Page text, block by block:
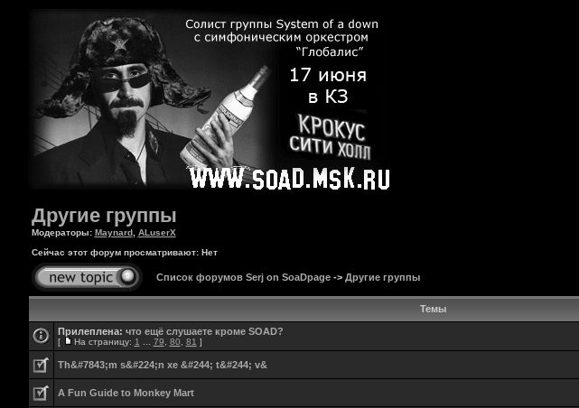
Другие группы
Модераторы: Maynard, ALuserX
Сейчас этот форум просматривают: Нет
Список форумов Serj on SoaDpage-> Другие группы
Темы
Прилеплена: что ещё слушаете кроме SOAD?
[ На страницу: 1 79 80 81 ]
Th&#7843;m s&#224;n xe &#244; t&#244; v&
A Fun Guide to Monkey Mart